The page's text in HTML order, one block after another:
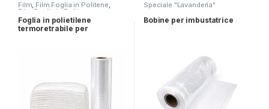
Film, Film Foglia in Politene,
Film Foglia in Politene
Termoretraibile,Speciale
"Lavanderia"
Foglia in polietilene
termoretrabile per
Speciale "Lavanderia"
Bobine per imbustatrice